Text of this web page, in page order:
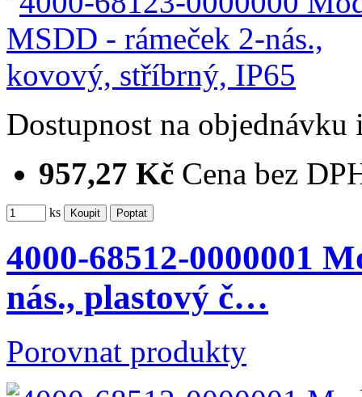
Dostupnost na objednávku
957,27 Kč Cena bez
ks
4000-68512-0000001
nás., plastový č…
Porovnat produkty